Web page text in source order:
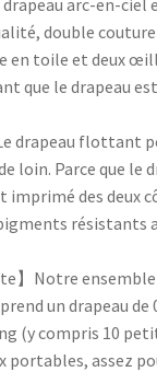
double
en toile et deux
que le drapeau
drapeau flottant
loin. Parce que le
imprimé des deux
résistants
】Notre ensemble
un drapeau de
(y compris 10
portables, assez